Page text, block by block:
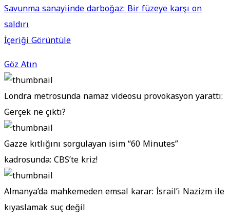
Savunma sanayiinde darboğaz: Bir füzeye karşı on
saldırı
İçeriği Görüntüle
Göz Atın
Londra metrosunda namaz videosu provokasyon yarattı:
Gerçek ne çıktı?
Gazze kıtlığını sorgulayan isim “60 Minutes”
kadrosunda: CBS’te kriz!
Almanya’da mahkemeden emsal karar: İsrail’i Nazizm ile
kıyaslamak suç değil